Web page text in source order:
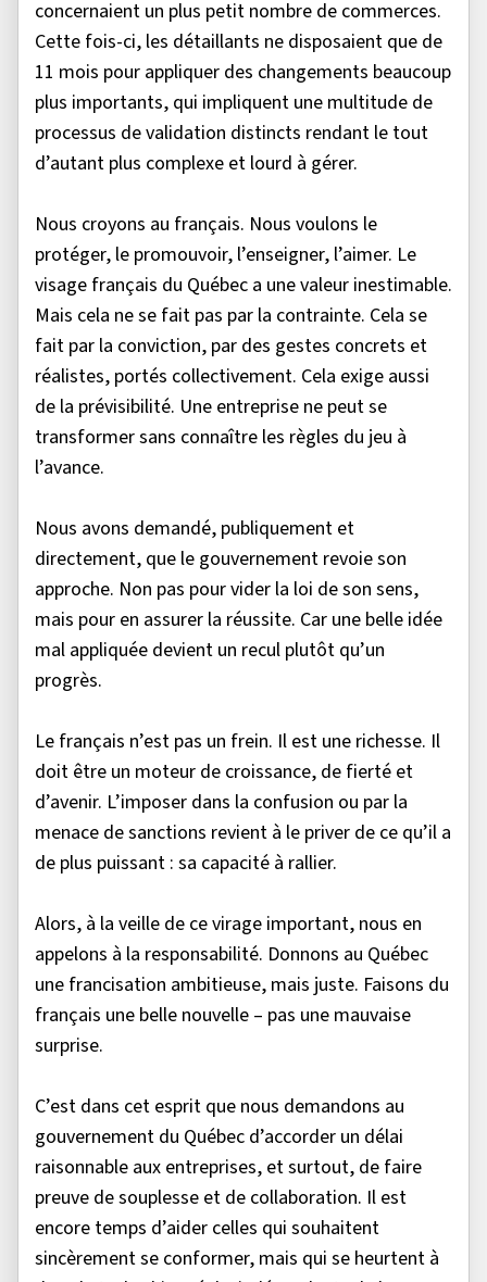
concernaient un plus petit nombre de commerces.
Cette fois-ci, les détaillants ne disposaient que de
11 mois pour appliquer des changements beaucoup
plus importants, qui impliquent une multitude de
processus de validation distincts rendant le tout
d’autant plus complexe et lourd à gérer.
Nous croyons au français. Nous voulons le
protéger, le promouvoir, l’enseigner, l’aimer. Le
visage français du Québec a une valeur inestimable.
Mais cela ne se fait pas par la contrainte. Cela se
fait par la conviction, par des gestes concrets et
réalistes, portés collectivement. Cela exige aussi
de la prévisibilité. Une entreprise ne peut se
transformer sans connaître les règles du jeu à
l’avance.
Nous avons demandé, publiquement et
directement, que le gouvernement revoie son
approche. Non pas pour vider la loi de son sens,
mais pour en assurer la réussite. Car une belle idée
mal appliquée devient un recul plutôt qu’un
progrès.
Le français n’est pas un frein. Il est une richesse. Il
doit être un moteur de croissance, de fierté et
d’avenir. L’imposer dans la confusion ou par la
menace de sanctions revient à le priver de ce qu’il a
de plus puissant : sa capacité à rallier.
Alors, à la veille de ce virage important, nous en
appelons à la responsabilité. Donnons au Québec
une francisation ambitieuse, mais juste. Faisons du
français une belle nouvelle – pas une mauvaise
surprise.
C’est dans cet esprit que nous demandons au
gouvernement du Québec d’accorder un délai
raisonnable aux entreprises, et surtout, de faire
preuve de souplesse et de collaboration. Il est
encore temps d’aider celles qui souhaitent
sincèrement se conformer, mais qui se heurtent à